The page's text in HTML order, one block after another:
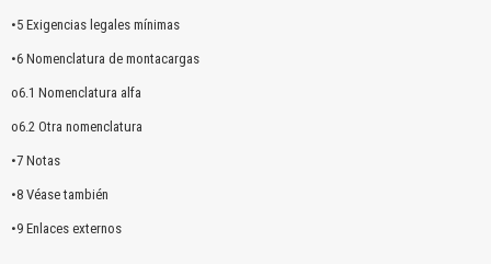
•5 Exigencias legales mínimas
•6 Nomenclatura de montacargas
o6.1 Nomenclatura alfa
o6.2 Otra nomenclatura
•7 Notas
•8 Véase también
•9 Enlaces externos